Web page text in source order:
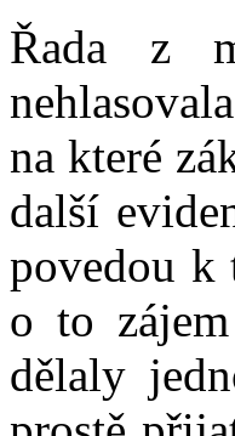
Řada z
na které
další
povedou k
o to
dělaly